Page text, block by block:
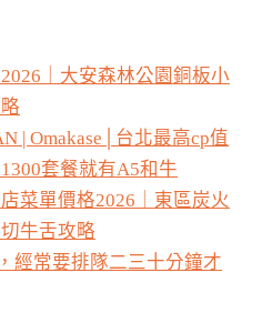
｜大安森林公園銅板小
| Omakase│台北最高cp值
套餐就有A5和牛
菜單價格2026｜東區炭火
牛舌攻略
經常要排隊二三十分鐘才